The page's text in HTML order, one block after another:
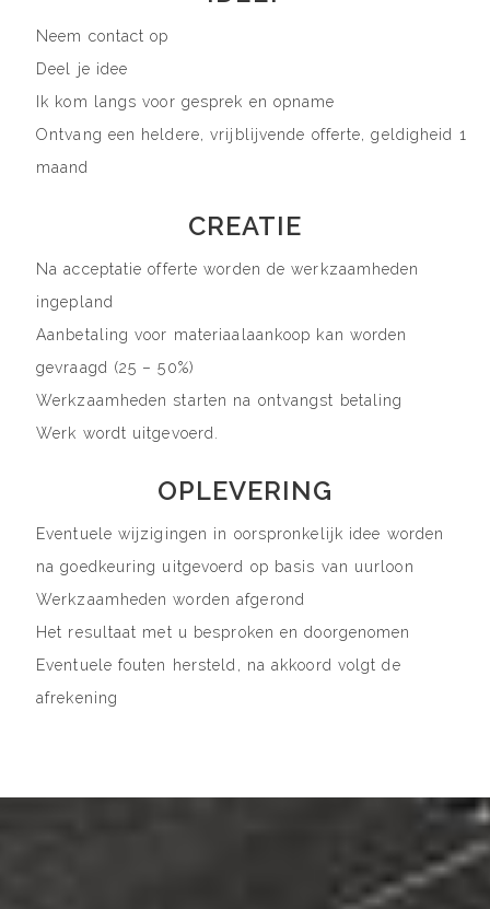
Neem contact op
Deel je idee
Ik kom langs voor gesprek en opname
Ontvang een heldere, vrijblijvende offerte, geldigheid 1
maand
CREATIE
Na acceptatie offerte worden de werkzaamheden
ingepland
Aanbetaling voor materiaalaankoop kan worden
gevraagd (25 – 50%)
Werkzaamheden starten na ontvangst betaling
Werk wordt uitgevoerd.
OPLEVERING
Eventuele wijzigingen in oorspronkelijk idee worden
na goedkeuring uitgevoerd op basis van uurloon
Werkzaamheden worden afgerond
Het resultaat met u besproken en doorgenomen
Eventuele fouten hersteld, na akkoord volgt de
afrekening